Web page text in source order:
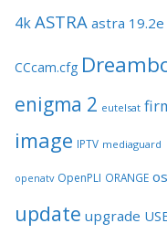
4kASTRA astra 19.2e
CCcam.cfg
enigma 2 eutelsat
image IPTV mediaguard
openatv OpenPLI ORANGE
update upgrade